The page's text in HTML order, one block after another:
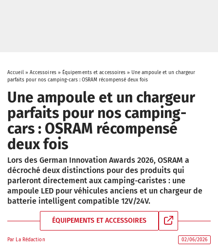
Accueil» Accessoires» Équipements et accessoires » Une ampoule et un chargeur
parfaits pour nos camping-cars : OSRAM récompensé deux fois
Une ampoule et un chargeur
parfaits pour nos camping-
cars : OSRAM récompensé
deux fois
Lors des German Innovation Awards 2026, OSRAM a
décroché deux distinctions pour des produits qui
parleront directement aux camping-caristes : une
ampoule LED pour véhicules anciens et un chargeur de
batterie intelligent compatible 12V/24V.
ÉQUIPEMENTS ET ACCESSOIRES
Par La Rédaction 02/06/2026